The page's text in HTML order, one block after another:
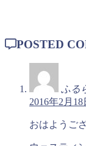
POSTED
ふる
2016年2月
おはようご